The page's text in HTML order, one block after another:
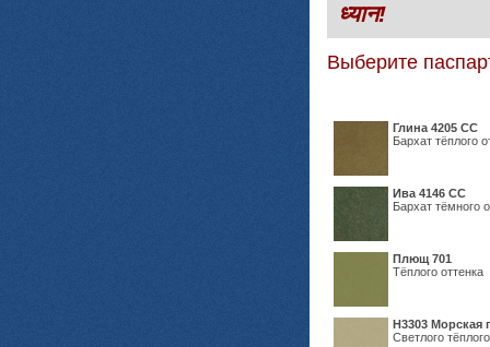
ध्यान!
Выберите
Глина 4205 СС
Бархат тёплого
Ива 4146 СС
Бархат тёмного
Плющ 701
Тёплого оттенка
H3303 Морская
Светлого